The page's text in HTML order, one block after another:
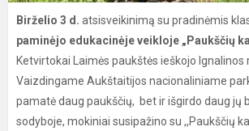
Birželio 3 d. atsisveikinimą su pradinėmis
paminėjo edukacinėje veikloje „Paukščių
Ketvirtokai Laimės paukštės ieškojo Ignalinos
Vaizdingame Aukštaitijos nacionaliniame
pamatė daug paukščių, bet ir išgirdo daug jų
sodyboje, mokiniai susipažino su ,,Paukščių